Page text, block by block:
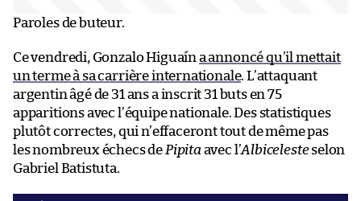
Paroles de buteur.
Ce vendredi, Gonzalo Higuaín a annoncé qu’il mettait
un terme à sa carrière internationale. L’attaquant
argentin âgé de 31 ans a inscrit 31 buts en 75
apparitions avec l’équipe nationale. Des statistiques
plutôt correctes, qui n’effaceront tout de même pas
les nombreux échecs de Pipita avec l’Albicelesteselon
Gabriel Batistuta.